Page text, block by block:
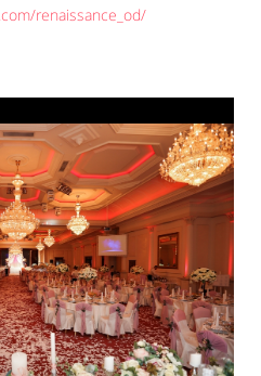
renaissance_od/